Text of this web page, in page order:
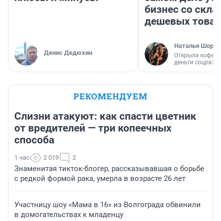
Денис Дедюхин
бизнес со
дешевых
Наталья
Открыла
деньги
РЕКОМЕНДУЕМ
Слизни атакуют: как спасти цветник
от вредителей — три копеечных
способа
1 час 2 019 2
Знаменитая тикток-блогер, рассказывавшая о борьбе
с редкой формой рака, умерла в возрасте 26 лет
Участницу шоу «Мама в 16» из Волгограда обвинили
в домогательствах к младенцу